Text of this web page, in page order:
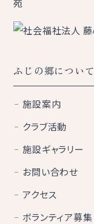
ふじの郷について
施設案内
クラブ活動
施設ギャラリー
お問い合わせ
アクセス
ボランティア募集